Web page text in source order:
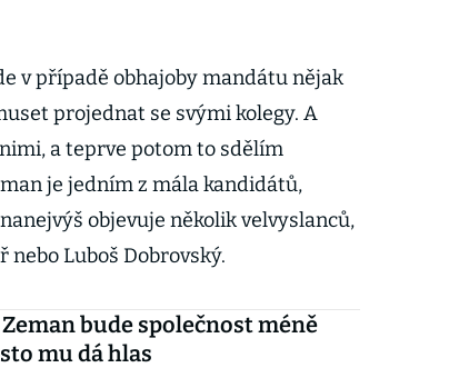
v případě obhajoby mandátu nějak
projednat se svými kolegy. A
a teprve potom to sdělím
je jedním z mála kandidátů,
objevuje několik velvyslanců,
nebo Luboš Dobrovský.
bude společnost méně
mu dá hlas